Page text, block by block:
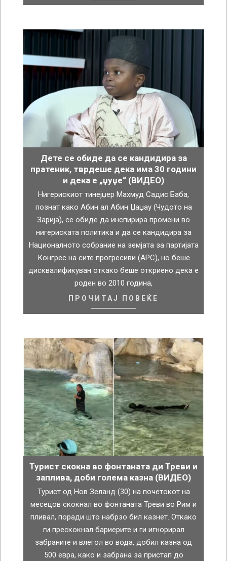
Дете се обиде да се кандидира за
пратеник, тврдеше дека има 30 години
и дека е „џуџе“ (ВИДЕО)
Нигерискиот тинејџер Махмуд Садис Баба,
познат како Абин ал Абин Џаџау (Чудото на
Зарија), се обиде да инспирира промени во
нигериската политика и да се кандидира за
Националното собрание на земјата за партијата
Конгрес на сите прогресиви (APC), но беше
дисквалификуван откако беше откриено дека е
роден во 2010 година,
ПРОЧИТАЈ ПОВЕЌЕ
Турист скокна во фонтаната ди Треви и
заплива, доби голема казна (ВИДЕО)
Турист од Нов Зеланд (30) на почетокот на
месецов скокнал во фонтаната Треви во Рим и
пливал, поради што набрзо бил казнет. Откако
ги прескокнал бариерите и ги игнорирал
забраните и влегол во вода, добил казна од
500 евра, како и забрана за пристап до